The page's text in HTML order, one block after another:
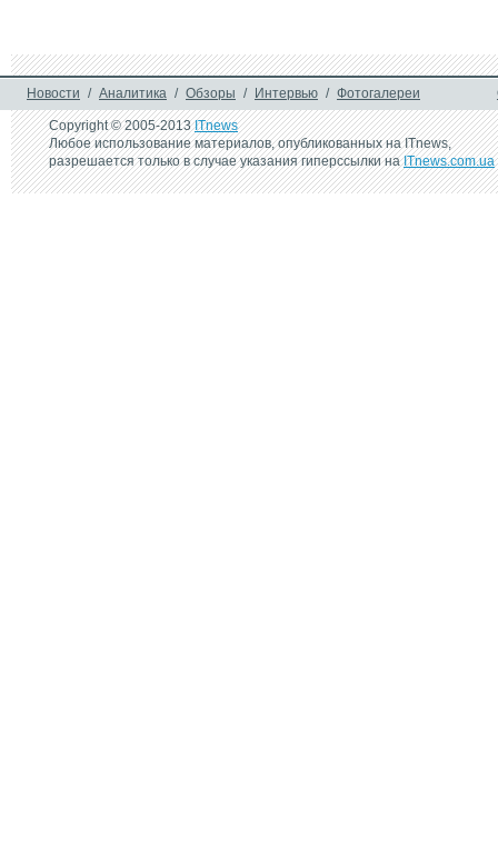
Новости / Аналитика / Обзоры / Интервью / Фотогалереи
Copyright © 2005-2013ITnews
Любое использование материалов, опубликованных на ITnews,
разрешается только в случае указания гиперссылки наITnews.com.ua